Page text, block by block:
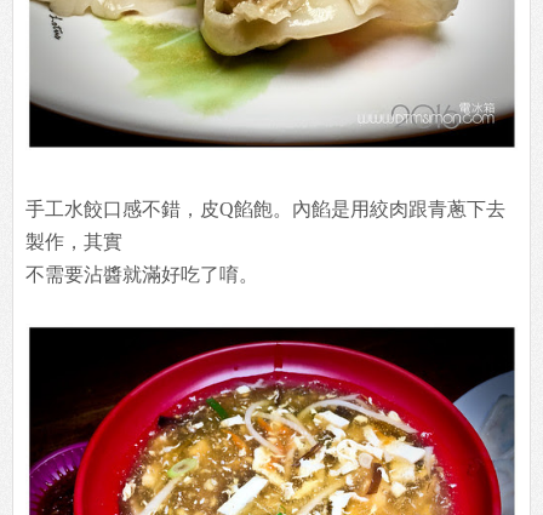
手工水餃口感不錯，皮Q餡飽。內餡是用絞肉跟青蔥下去
製作，其實
不需要沾醬就滿好吃了唷。